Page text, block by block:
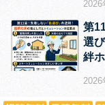
2026
第
選
絆
2026